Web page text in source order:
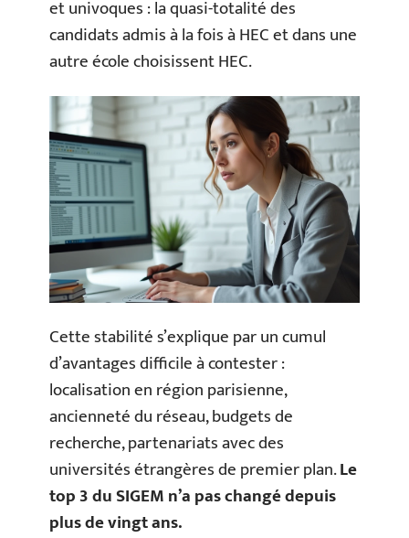
et univoques : la quasi-totalité des
candidats admis à la fois à HEC et dans une
autre école choisissent HEC.
Cette stabilité s’explique par un cumul
d’avantages difficile à contester :
localisation en région parisienne,
ancienneté du réseau, budgets de
recherche, partenariats avec des
universités étrangères de premier plan.Le
top 3 du SIGEM n’a pas changé depuis
plus de vingt ans.